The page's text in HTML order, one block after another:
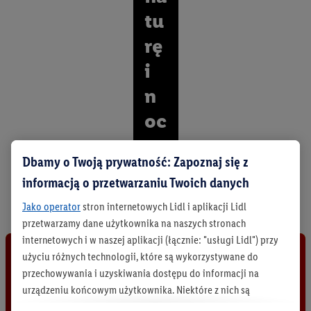
tu
rę
i
n
oc
.
d
r
y
j
w
s
y
Dbamy o Twoją prywatność: Zapoznaj się z
informacją o przetwarzaniu Twoich danych
Jako operatorstron internetowych Lidl i aplikacji Lidl
przetwarzamy dane użytkownika na naszych stronach
internetowych i w naszej aplikacji (łącznie: "usługi Lidl") przy
użyciu różnych technologii, które są wykorzystywane do
przechowywania i uzyskiwania dostępu do informacji na
urządzeniu końcowym użytkownika. Niektóre z nich są